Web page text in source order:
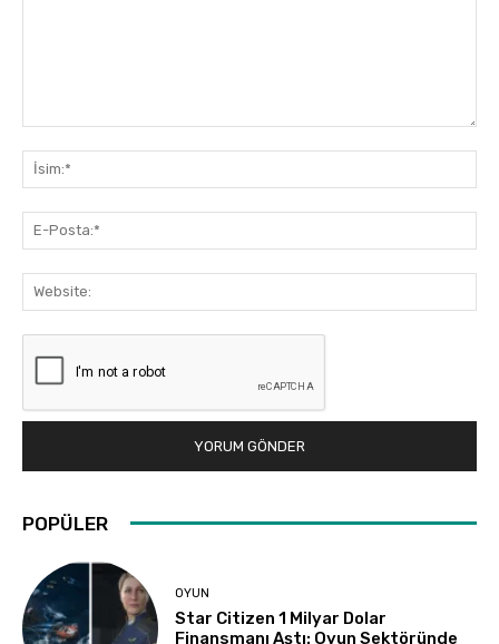
POPÜLER
OYUN
Star Citizen 1 Milyar Dolar
Finansmanı Aştı: Oyun Sektöründe